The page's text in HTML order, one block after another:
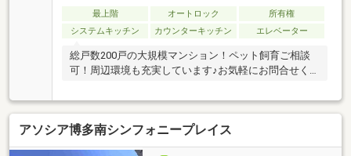
最上階 オートロック
所有権
システムキッチン
カウンターキッチン エレベーター
総戸数200戸の大規模マンション！ペット飼育ご相談
可！周辺環境も充実しています♪お気軽にお問合せく
アソシア博多南シンフォニープレイス